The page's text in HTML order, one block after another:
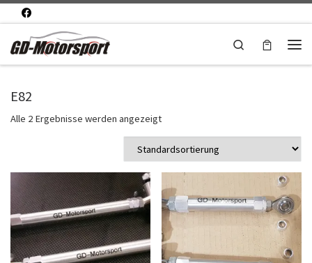
Zum Inhalt springen
Search
E82
Alle 2 Ergebnisse werden angezeigt